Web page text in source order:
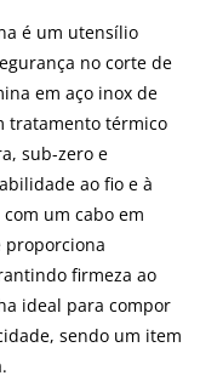
é um utensílio
no corte de
em aço inox de
tratamento térmico
sub-zero e
ao fio e à
um cabo em
firmeza ao
ideal para compor
sendo um item